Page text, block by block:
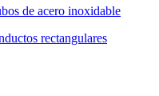
de acero inoxidable
rectangulares